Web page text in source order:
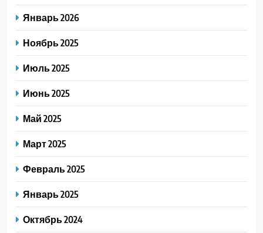
Январь 2026
Ноябрь 2025
Июль 2025
Июнь 2025
Май 2025
Март 2025
Февраль 2025
Январь 2025
Октябрь 2024